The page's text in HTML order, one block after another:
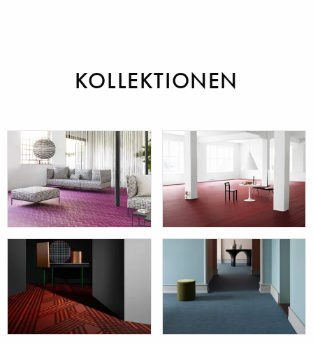
KOLLEKTIONEN
Bolon By Missoni
Bolon By Jean
Nouvel